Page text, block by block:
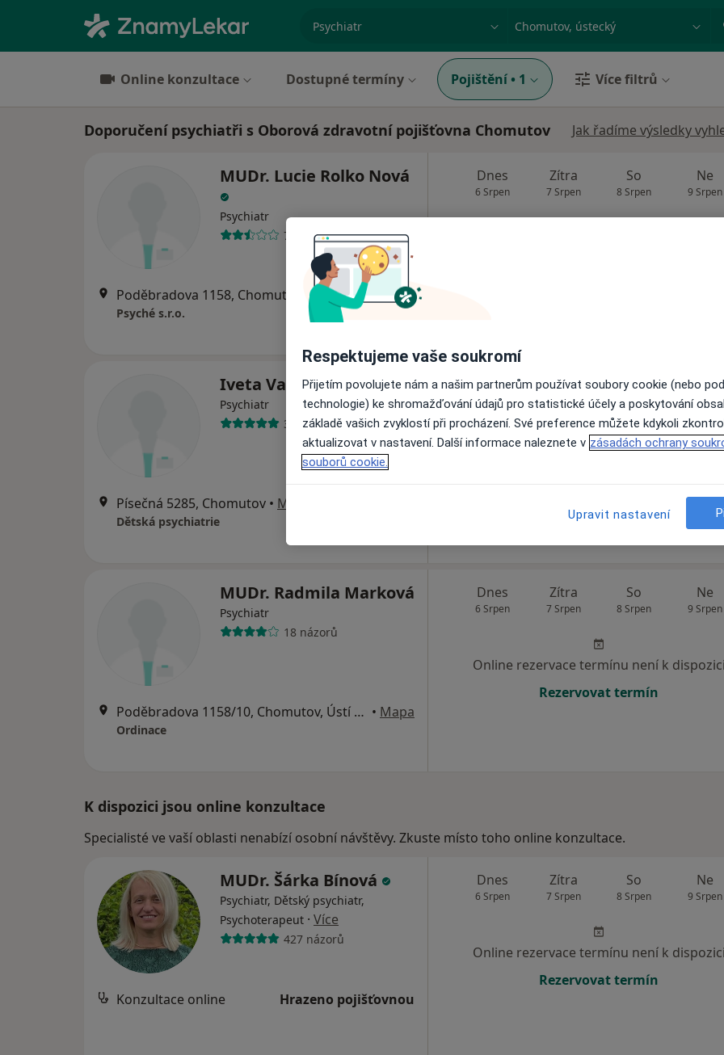
Město nebo region
Online konzultace Dostupné termíny Pojištění • 1 Více filtrů
Doporučení psychiatři s Oborová zdravotní pojišťovna Chomutov Jak řadíme výsledky
MUDr. Lucie Rolko Nová
Psychiatr
7 názorů
Poděbradova 1158, Chomutov • Mapa
Psyché s.r.o.
Dnes
6 Srpen
Zítra
7 Srpen
So
8 Srpen
Ne
9 Srpen
Iveta Vadlejchová
Psychiatr
33 názorů
Písečná 5285, Chomutov • Mapa
Dětská psychiatrie
Dnes
6 Srpen
Zítra
7 Srpen
So
8 Srpen
Ne
9 Srpen
Online rezervace termínu není k
MUDr. Radmila Marková
Psychiatr
18 názorů
Poděbradova 1158/10, Chomutov, Ústí nad Labem • Mapa
Ordinace
Dnes
6 Srpen
Zítra
7 Srpen
So
8 Srpen
Ne
9 Srpen
Online rezervace termínu není k dispozici
Rezervovat termín
K dispozici jsou online konzultace
Specialisté ve vaší oblasti nenabízí osobní návštěvy. Zkuste místo toho online konzultace.
MUDr. Šárka Bínová
Psychiatr, Dětský psychiatr,
Psychoterapeut · Více
427 názorů
Konzultace online Hrazeno pojišťovnou
Dnes
6 Srpen
Zítra
7 Srpen
So
8 Srpen
Ne
9 Srpen
Online rezervace termínu není k dispozici
Rezervovat termín
Respektujeme vaše soukromí
Přijetím povolujete nám a našim partnerům používat soubory cookie (nebo
technologie) ke shromažďování údajů pro statistické účely a poskytování
základě vašich zvyklostí při procházení. Své preference můžete kdykoli
aktualizovat v nastavení. Další informace naleznete v zásadách ochrany
souborů cookie.
Upravit nastavení